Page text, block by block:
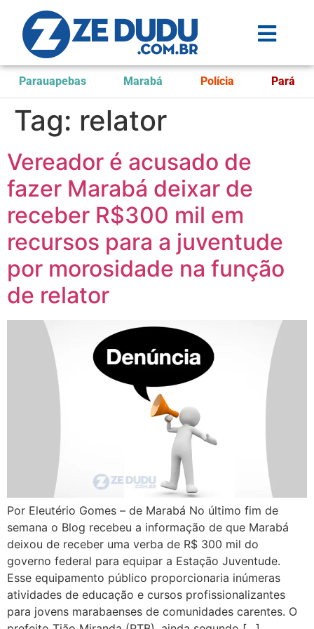
Parauapebas Marabá Polícia Pará
Tag: relator
Vereador é acusado de
fazer Marabá deixar de
receber R$300 mil em
recursos para a juventude
por morosidade na função
de relator
Por Eleutério Gomes – de Marabá No último fim de
semana o Blog recebeu a informação de que Marabá
deixou de receber uma verba de R$ 300 mil do
governo federal para equipar a Estação Juventude.
Esse equipamento público proporcionaria inúmeras
atividades de educação e cursos profissionalizantes
para jovens marabaenses de comunidades carentes. O